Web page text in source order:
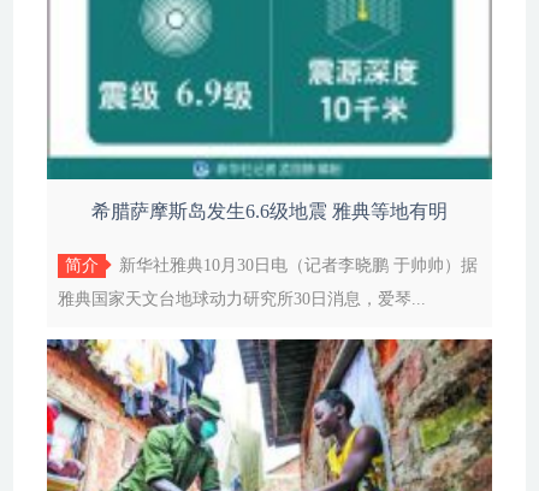
希腊萨摩斯岛发生6.6级地震 雅典等地有明
简介
新华社雅典10月30日电（记者李晓鹏 于帅帅）据
雅典国家天文台地球动力研究所30日消息，爱琴...